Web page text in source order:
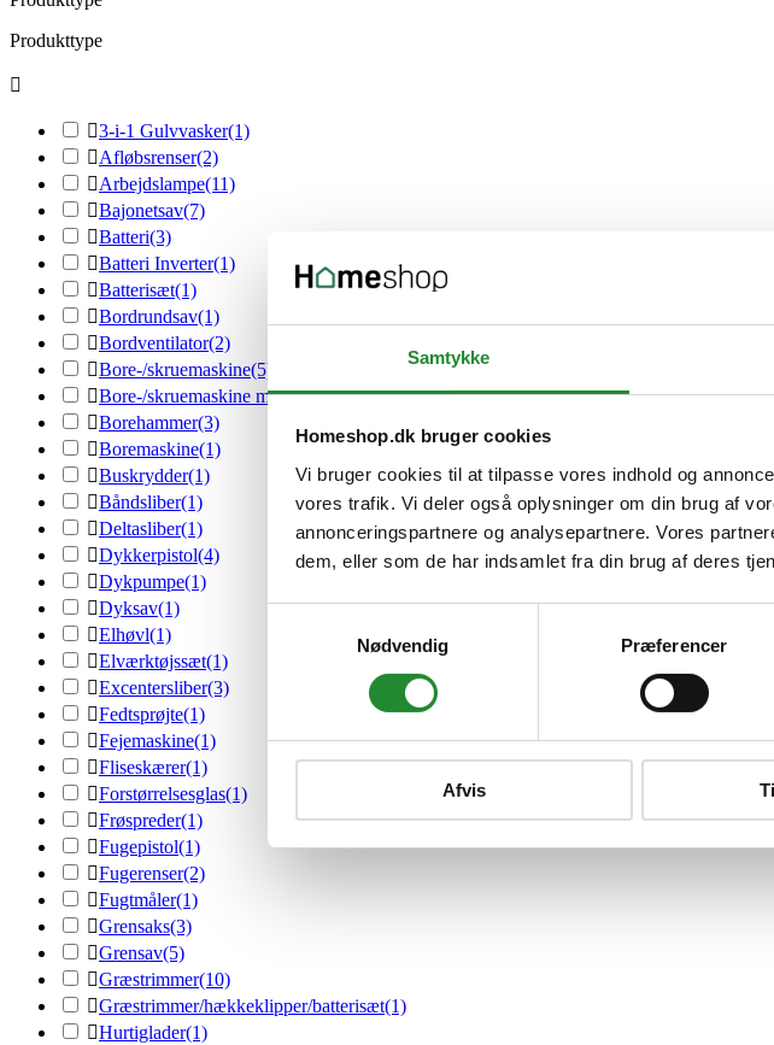
Samtykke
Homeshop.dk bruger cookies
Vi bruger cookies til at tilpasse vores indhold og
vores trafik. Vi deler også oplysninger om din brug af
annonceringspartnere og analysepartnere. Vores
dem, eller som de har indsamlet fra din brug af deres
Nødvendig
Præferencer
Afvis
Produkttype

3-i-1 Gulvvasker(1)
Afløbsrenser(2)
Arbejdslampe(11)
Bajonetsav(7)
Batteri(3)
Batteri Inverter(1)
Batterisæt(1)
Bordrundsav(1)
Bordventilator(2)
Bore-/skruemaskine(5)
Bore-/skruemaskine med slag(1)
Borehammer(3)
Boremaskine(1)
Buskrydder(1)
Båndsliber(1)
Deltasliber(1)
Dykkerpistol(4)
Dykpumpe(1)
Dyksav(1)
Elhøvl(1)
Elværktøjssæt(1)
Excentersliber(3)
Fedtsprøjte(1)
Fejemaskine(1)
Fliseskærer(1)
Forstørrelsesglas(1)
Frøspreder(1)
Fugepistol(1)
Fugerenser(2)
Fugtmåler(1)
Grensaks(3)
Grensav(5)
Græstrimmer(10)
Græstrimmer/hækkeklipper/batterisæt(1)
Hurtiglader(1)